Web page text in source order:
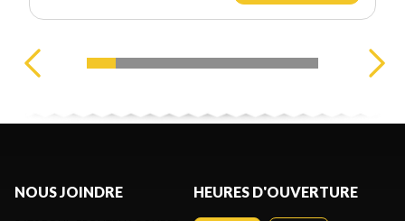
NOUS JOINDRE HEURES D'OUVERTURE